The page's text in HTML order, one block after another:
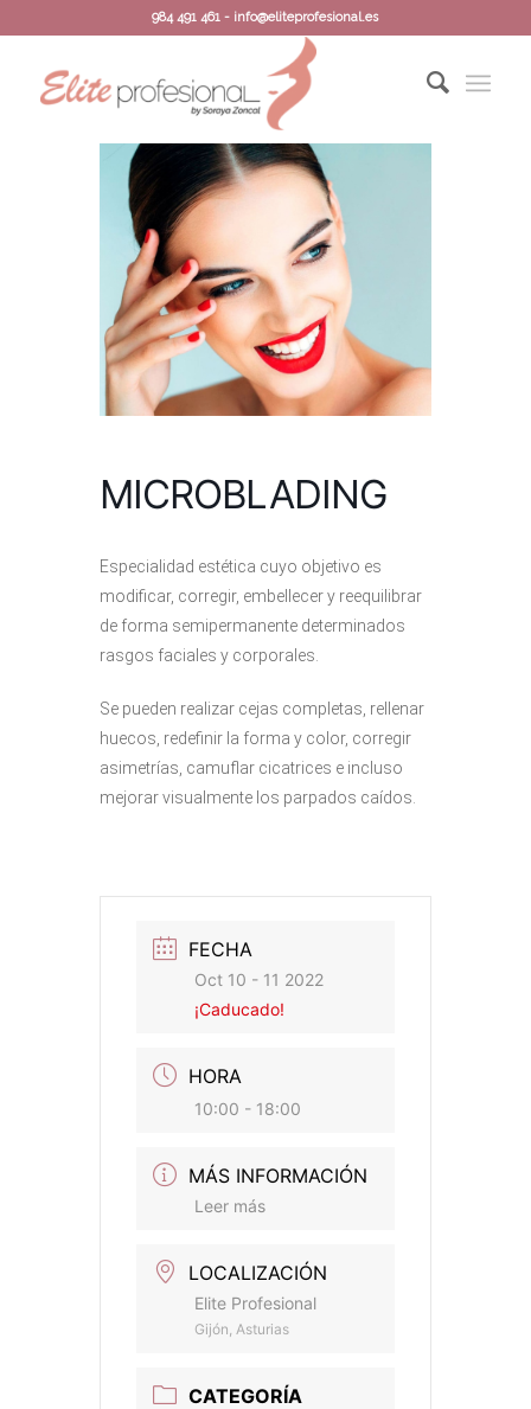
984 491 461 - info@eliteprofesional.es
MICROBLADING
Especialidad estética cuyo objetivo es
modificar, corregir, embellecer y reequilibrar
de forma semipermanente determinados
rasgos faciales y corporales.
Se pueden realizar cejas completas, rellenar
huecos, redefinir la forma y color, corregir
asimetrías, camuflar cicatrices e incluso
mejorar visualmente los parpados caídos.
FECHA
Oct 10 - 11 2022
¡Caducado!
HORA
10:00 - 18:00
MÁS INFORMACIÓN
Leer más
LOCALIZACIÓN
Elite Profesional
Gijón, Asturias
CATEGORÍA